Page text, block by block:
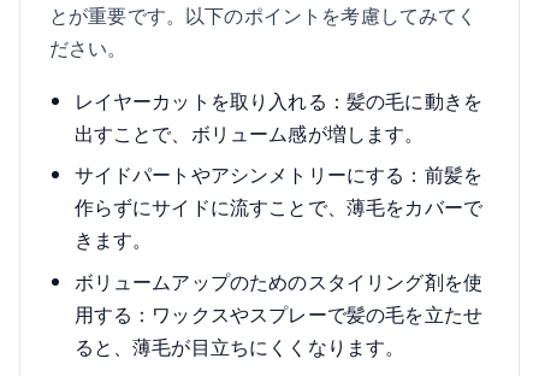
とが重要です。以下のポイントを考慮してみてく
ださい。
レイヤーカットを取り入れる：髪の毛に動きを
出すことで、ボリューム感が増します。
サイドパートやアシンメトリーにする：前髪を
作らずにサイドに流すことで、薄毛をカバーで
きます。
ボリュームアップのためのスタイリング剤を使
用する：ワックスやスプレーで髪の毛を立たせ
ると、薄毛が目立ちにくくなります。